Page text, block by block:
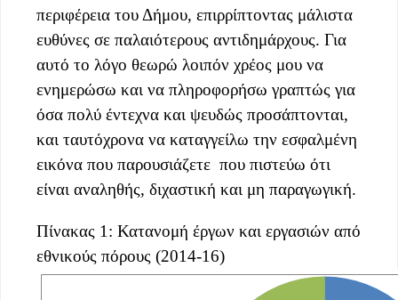
περιφέρεια του Δήμου, επιρρίπτοντας μάλιστα
ευθύνες σε παλαιότερους αντιδημάρχους. Για
αυτό το λόγο θεωρώ λοιπόν χρέος μου να
ενημερώσω και να πληροφορήσω γραπτώς για
όσα πολύ έντεχνα και ψευδώς προσάπτονται,
και ταυτόχρονα να καταγγείλω την εσφαλμένη
εικόνα που παρουσιάζετε που πιστεύω ότι
είναι αναληθής, διχαστική και μη παραγωγική.
Πίνακας 1: Κατανομή έργων και εργασιών από
εθνικούς πόρους (2014-16)